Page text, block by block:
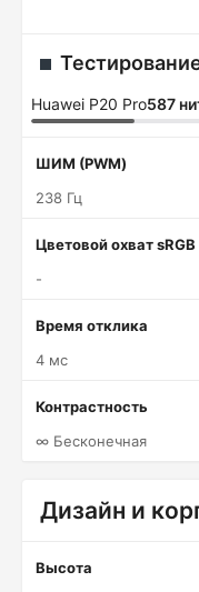
Huawei P20 Pro587
ШИМ (PWM)
238 Гц
Цветовой охват sRGB
-
Время отклика
4 мс
Контрастность
∞ Бесконечная
Дизайн и
Высота